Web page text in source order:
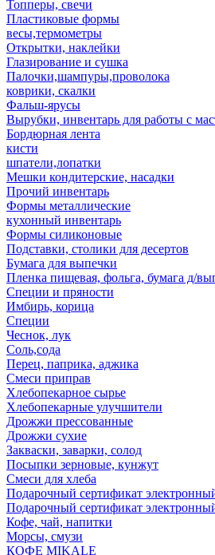
Топперы, свечи
Пластиковые формы
весы,термометры
Открытки, наклейки
Глазирование и сушка
Палочки,шампуры,проволока
коврики, скалки
Фальш-ярусы
Вырубки, инвентарь для работы с
Бордюрная лента
кисти
шпатели,лопатки
Мешки кондитерские, насадки
Прочий инвентарь
Формы металлические
кухонный инвентарь
Формы силиконовые
Подставки, столики для десертов
Бумага для выпечки
Пленка пищевая, фольга, бумага д/
Специи и пряности
Имбирь, корица
Специи
Чеснок, лук
Соль,сода
Перец, паприка, аджика
Смеси приправ
Хлебопекарное сырье
Хлебопекарные улучшители
Дрожжи прессованные
Дрожжи сухие
Закваски, заварки, солод
Посыпки зерновые, кунжут
Смеси для хлеба
Подарочный сертификат
Подарочный сертификат
Кофе, чай, напитки
Морсы, смузи
КОФЕ MIKALE